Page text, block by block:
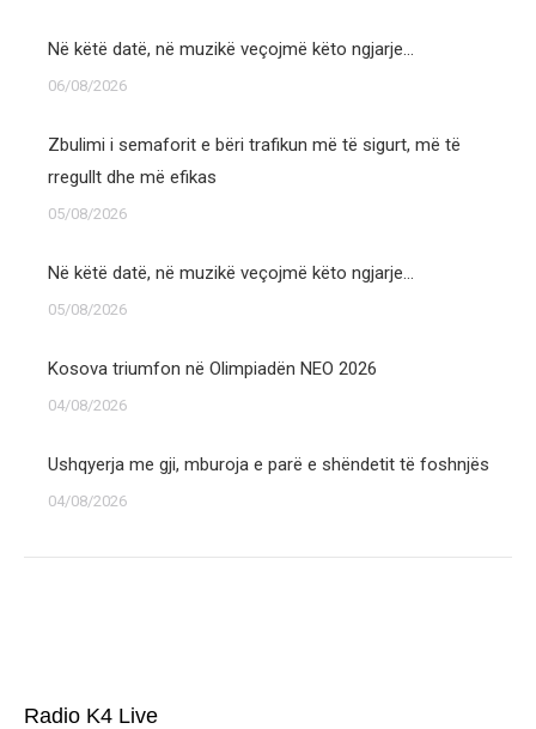
Në këtë datë, në muzikë veçojmë këto ngjarje…
06/08/2026
Zbulimi i semaforit e bëri trafikun më të sigurt, më të
rregullt dhe më efikas
05/08/2026
Në këtë datë, në muzikë veçojmë këto ngjarje…
05/08/2026
Kosova triumfon në Olimpiadën NEO 2026
04/08/2026
Ushqyerja me gji, mburoja e parë e shëndetit të foshnjës
04/08/2026
Radio K4 Live